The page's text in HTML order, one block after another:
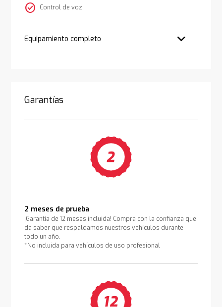
check_circle Control de voz
Equipamiento completo
Garantías
2 meses de prueba
¡Garantía de 12 meses incluida! Compra con la confianza que
da saber que respaldamos nuestros vehículos durante
todo un año.
*No incluida para vehículos de uso profesional